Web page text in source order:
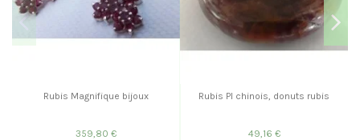
Rubis Magnifique bijoux
359,80 €
Rubis PI chinois, donuts rubis
49,16 €